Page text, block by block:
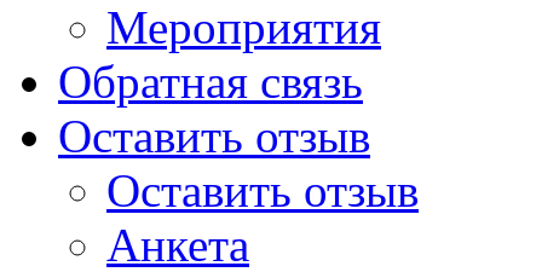
Мероприятия
Обратная связь
Оставить отзыв
Оставить отзыв
Анкета